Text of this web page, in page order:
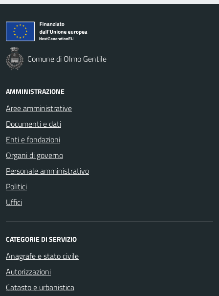
Comune di Olmo Gentile
AMMINISTRAZIONE
Aree amministrative
Documenti e dati
Enti e fondazioni
Organi di governo
Personale amministrativo
Politici
Uffici
CATEGORIE DI SERVIZIO
Anagrafe e stato civile
Autorizzazioni
Catasto e urbanistica